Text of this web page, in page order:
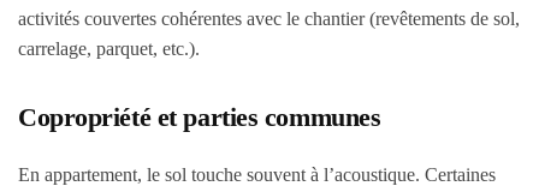
activités couvertes cohérentes avec le chantier (revêtements de sol,
carrelage, parquet, etc.).
Copropriété et parties communes
En appartement, le sol touche souvent à l’acoustique. Certaines